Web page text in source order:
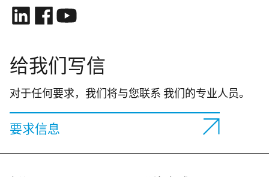
给我们写信
对于任何要求，我们将与您联系 我们的专业人员。
要求信息